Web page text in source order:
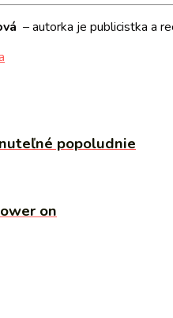
– autorka je publicistka a
popoludnie
on